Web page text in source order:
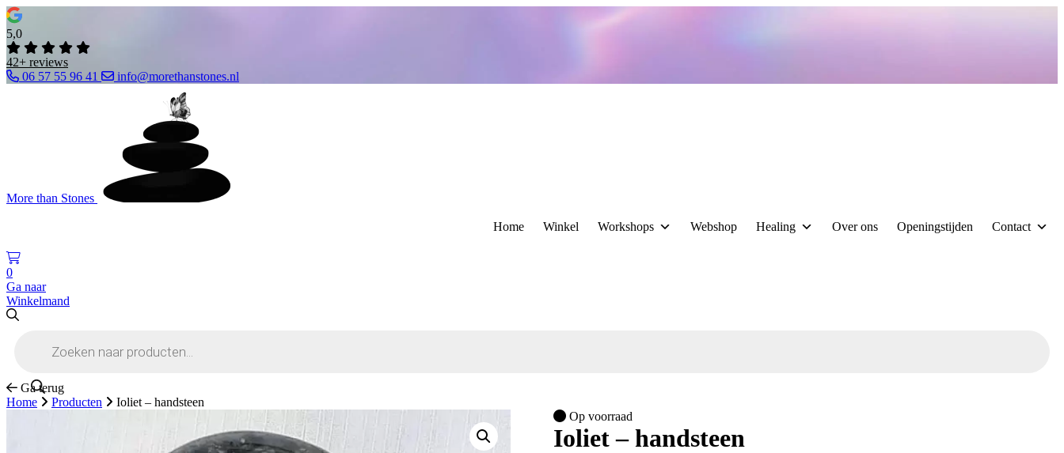
5,0
42+ reviews
06 57 55 96 41
info@morethanstones.nl
More than Stones
Home Winkel Workshops Webshop Healing Over ons Openingstijden Contact
0
Ga naar
Winkelmand
Ga terug
Home
Producten
Ioliet – handsteen
Op voorraad
Ioliet – handsteen